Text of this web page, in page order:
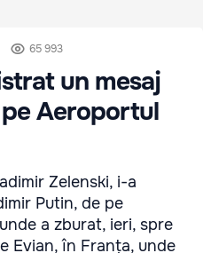
65 993
un mesaj
Aeroportul
Zelenski, i-a
Putin, de pe
a zburat, ieri, spre
Evian, în Franța, unde